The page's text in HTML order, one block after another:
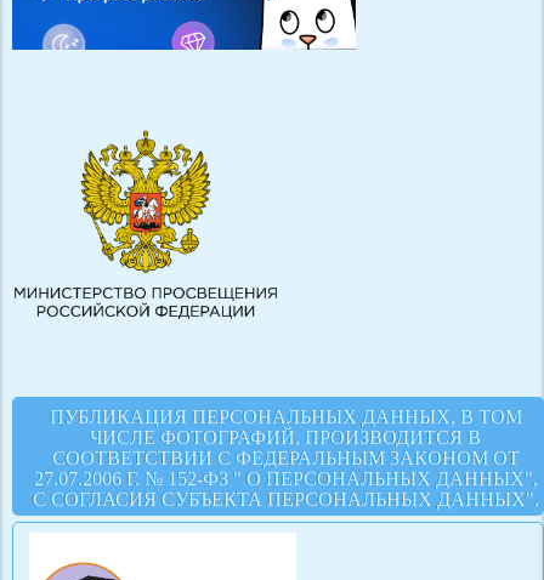
ПУБЛИКАЦИЯ ПЕРСОНАЛЬНЫХ ДАННЫХ, В ТОМ
ЧИСЛЕ ФОТОГРАФИЙ, ПРОИЗВОДИТСЯ В
СООТВЕТСТВИИ С ФЕДЕРАЛЬНЫМ ЗАКОНОМ ОТ
27.07.2006 Г. № 152-ФЗ " О ПЕРСОНАЛЬНЫХ ДАННЫХ",
С СОГЛАСИЯ СУБЪЕКТА ПЕРСОНАЛЬНЫХ ДАННЫХ".